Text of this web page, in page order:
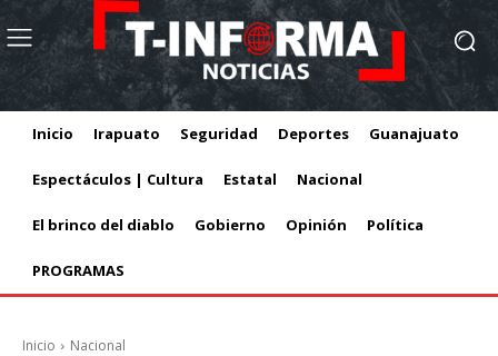
Inicio Irapuato Seguridad Deportes Guanajuato
Espectáculos | Cultura Estatal Nacional
El brinco del diablo Gobierno Opinión Política
PROGRAMAS
Inicio Nacional